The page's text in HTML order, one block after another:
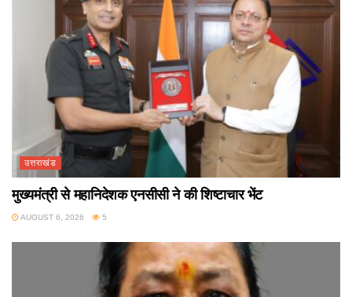
उत्तराखंड
मुख्यमंत्री से महानिदेशक एनसीसी ने की शिष्टाचार भेंट
AUGUST 6, 2026 5